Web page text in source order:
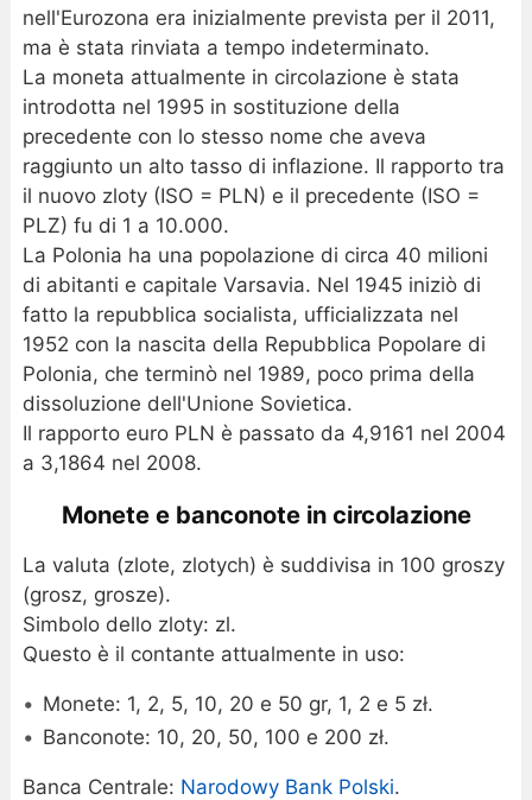
nell'Eurozona era inizialmente prevista per il 2011,
ma è stata rinviata a tempo indeterminato.
La moneta attualmente in circolazione è stata
introdotta nel 1995 in sostituzione della
precedente con lo stesso nome che aveva
raggiunto un alto tasso di inflazione. Il rapporto tra
il nuovo zloty (ISO = PLN) e il precedente (ISO =
PLZ) fu di 1 a 10.000.
La Polonia ha una popolazione di circa 40 milioni
di abitanti e capitale Varsavia. Nel 1945 iniziò di
fatto la repubblica socialista, ufficializzata nel
1952 con la nascita della Repubblica Popolare di
Polonia, che terminò nel 1989, poco prima della
dissoluzione dell'Unione Sovietica.
Il rapporto euro PLN è passato da 4,9161 nel 2004
a 3,1864 nel 2008.
Monete e banconote in circolazione
La valuta (zlote, zlotych) è suddivisa in 100 groszy
(grosz, grosze).
Simbolo dello zloty: zl.
Questo è il contante attualmente in uso:
Monete: 1, 2, 5, 10, 20 e 50 gr, 1, 2 e 5 zł.
Banconote: 10, 20, 50, 100 e 200 zł.
Banca Centrale: Narodowy Bank Polski.